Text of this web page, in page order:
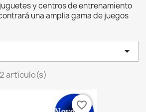
y centros de entrenamiento
una amplia gama de juegos

artículo(s)
favorite_border